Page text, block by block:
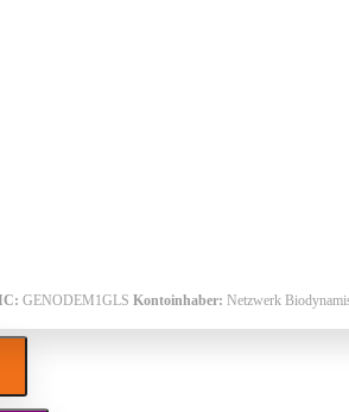
GENODEM1GLS Kontoinhaber: Netzwerk